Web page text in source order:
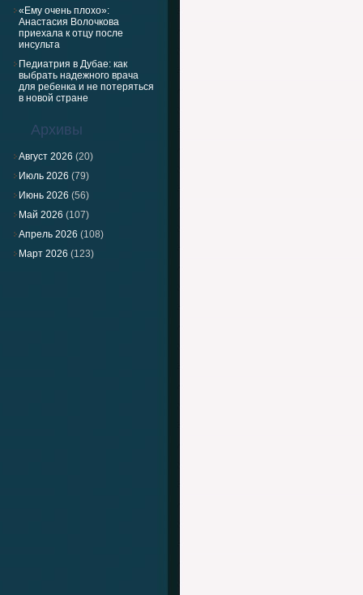
«Ему очень плохо»:
Анастасия Волочкова
приехала к отцу после
инсульта
Педиатрия в Дубае: как
выбрать надежного врача
для ребенка и не потеряться
в новой стране
Архивы
Август 2026 (20)
Июль 2026 (79)
Июнь 2026 (56)
Май 2026 (107)
Апрель 2026 (108)
Март 2026 (123)